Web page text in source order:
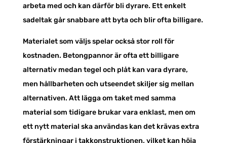
arbeta med och kan därför bli dyrare. Ett enkelt
sadeltak går snabbare att byta och blir ofta billigare.
Materialet som väljs spelar också stor roll för
kostnaden. Betongpannor är ofta ett billigare
alternativ medan tegel och plåt kan vara dyrare,
men hållbarheten och utseendet skiljer sig mellan
alternativen. Att lägga om taket med samma
material som tidigare brukar vara enklast, men om
ett nytt material ska användas kan det krävas extra
förstärkningar i takkonstruktionen, vilket kan höja